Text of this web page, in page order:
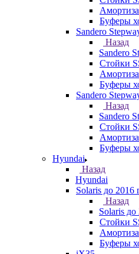
Буферы
Sandero
Назад
Sandero
Стойки
Буферы
Sandero
Назад
Sandero
Стойки
Буферы
Hyundai
Назад
Hyundai
Solaris до 2016
Назад
Solaris до
Стойки
Буферы